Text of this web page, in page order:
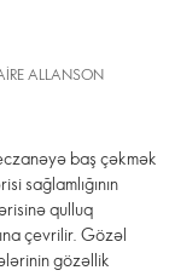
ALLANSON
baş çəkmək
sağlamlığının
qulluq
çevrilir. Gözəl
gözəllik